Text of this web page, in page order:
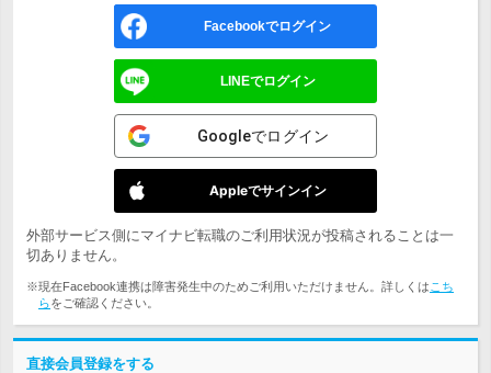
Facebookでログイン
LINEでログイン
Googleでログイン
Appleでサインイン
外部サービス側にマイナビ転職のご利用状況が投稿されることは一
切ありません。
※現在Facebook連携は障害発生中のためご利用いただけません。詳しくは こち
らをご確認ください。
直接会員登録をする